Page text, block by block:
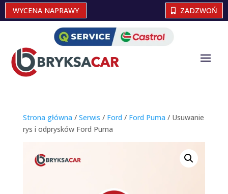
WYCENA NAPRAWY ZADZWOŃ
Strona główna / Serwis / Ford / Ford Puma / Usuwanie
rys i odprysków Ford Puma